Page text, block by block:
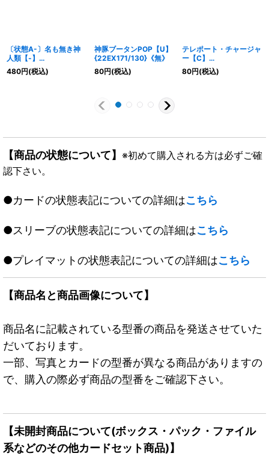
〔状態A-〕名も無き神
人類【-】
{DMX152/30}《無》
480円(税込)
神豚ブータンPOP【U】
{22EX171/130}《無》
80円(税込)
テレポート・チャージャ
ー【C】
{24EX481/100}《無》
80円(税込)
【商品の状態について】 ※初めて購入される方は必ずご確
認下さい。
●カードの状態表記についての詳細はこちら
●スリーブの状態表記についての詳細はこちら
●プレイマットの状態表記についての詳細はこちら
【商品名と商品画像について】
商品名に記載されている型番の商品を発送させていた
だいております。
一部、写真とカードの型番が異なる商品がありますの
で、購入の際必ず商品の型番をご確認下さい。
【未開封商品について(ボックス・パック・ファイル
系などのその他カードセット商品)】